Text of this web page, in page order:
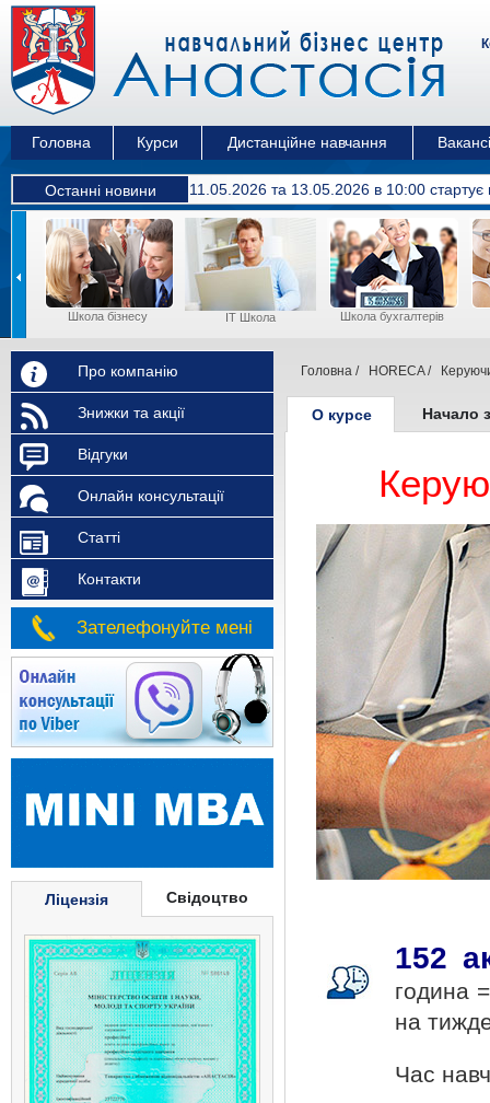
Головна Курси Дистанційне навчання
Останні новини 11.05.2026 та 13.05.2026 в 10:00
Школа бізнесу IT Школа Школа бухгалтерів
Про компанію
Знижки та акції
Відгуки
Онлайн консультації
Статті
Контакти
Зателефонуйте мені
Ліцензія Свідоцтво
Головна / HORECA /
О курсе Начало
152
година
на
Час